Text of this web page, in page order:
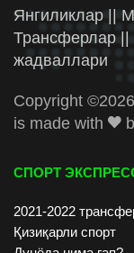
Янгиликлар ||
Трансферлар ||
жадваллари
Copyright ©
is made with
СПОРТ
2021-2022
Қизиқарли спорт